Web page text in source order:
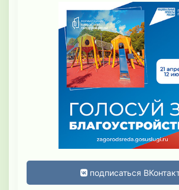
подписаться